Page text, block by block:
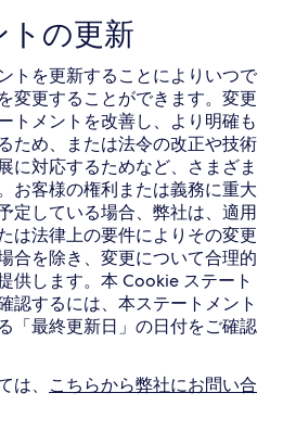
トの更新
トを更新することによりいつで
変更することができます。変更
トメントを改善し、より明確も
ため、または法令の改正や技術
に対応するためなど、さまざま
お客様の権利または義務に重大
定している場合、弊社は、適用
は法律上の要件によりその変更
合を除き、変更について合理的
供します。本 Cookie ステート
認するには、本ステートメント
「最終更新日」の日付をご確認
は、 こちらから弊社にお問い合